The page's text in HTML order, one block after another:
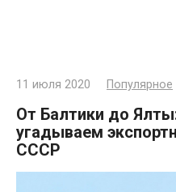
11 июля 2020 Популярное
От Балтики до
угадываем
СССР